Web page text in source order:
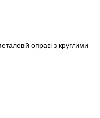
оправі з круглими